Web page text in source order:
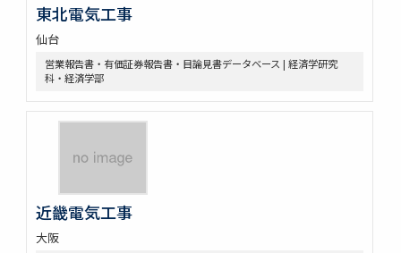
東北電気工事
仙台
営業報告書・有価証券報告書・目論見書データベース | 経済学研究
科・経済学部
近畿電気工事
大阪